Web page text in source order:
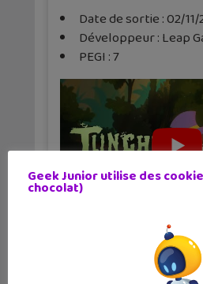
Date de sortie : 02/11/
Développeur : Leap
PEGI : 7
Space Warlord
Entre dans le marché
Geek Junior utilise des
chocolat)